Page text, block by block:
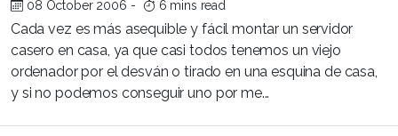
08 October 2006 - 6 mins read
Cada vez es más asequible y fácil montar un servidor
casero en casa, ya que casi todos tenemos un viejo
ordenador por el desván o tirado en una esquina de casa,
y si no podemos conseguir uno por me...